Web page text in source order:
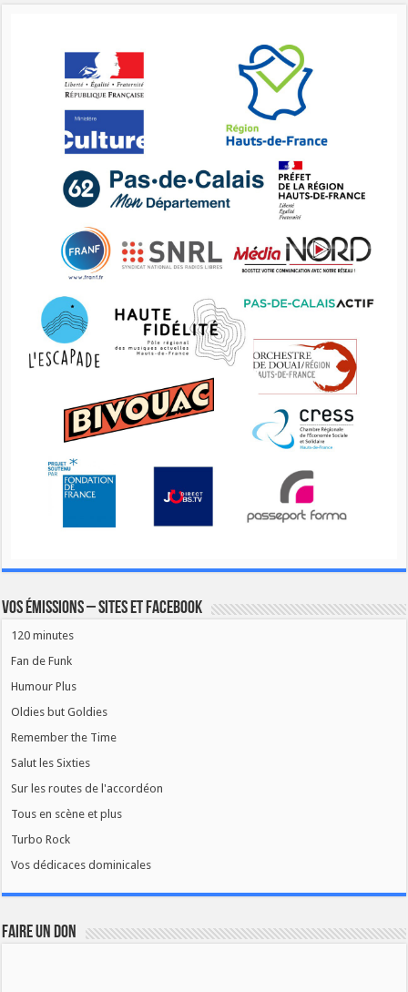
Vos émissions – Sites et Facebook
120 minutes
Fan de Funk
Humour Plus
Oldies but Goldies
Remember the Time
Salut les Sixties
Sur les routes de l'accordéon
Tous en scène et plus
Turbo Rock
Vos dédicaces dominicales
FAIRE UN DON